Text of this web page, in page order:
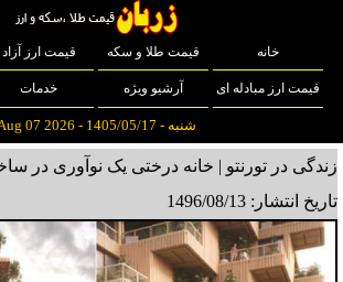
خانه قیمت طلا و سکه قیمت ارز آزاد
قیمت ارز مبادله ای آرشیو ویژه خدمات
شنبه - 1405/05/17 - Aug 07 2026
زندگی در تورنتو | خانه درختی یک نوآوری در
تاریخ انتشار: 1496/08/13